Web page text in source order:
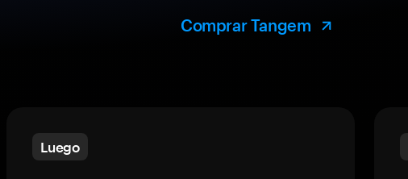
Comprar Tangem
Luego